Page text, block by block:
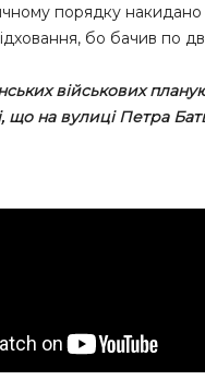
порядку
бо бачив по
військових
що на вулиці Петра